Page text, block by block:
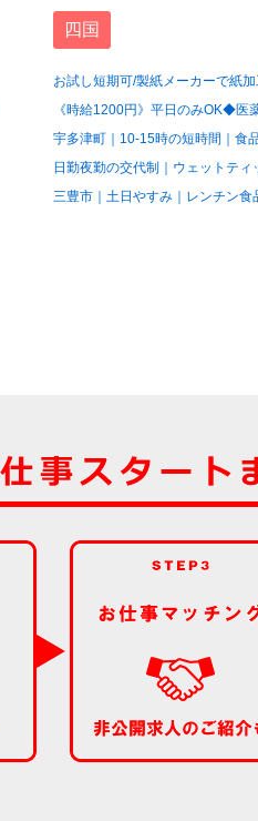
四国
お試し短期可/製紙メーカーで紙
《時給1200円》平日のみOK◆医
宇多津町｜10-15時の短時間｜食
日勤夜勤の交代制｜ウェットティ
三豊市｜土日やすみ｜レンチン食